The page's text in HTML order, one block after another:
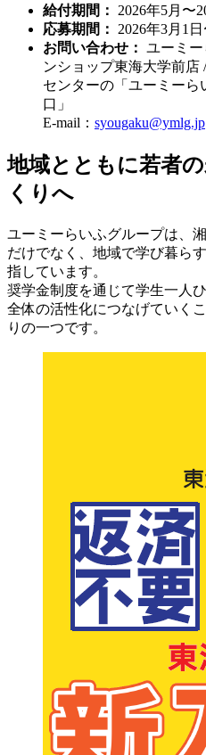
給付期間：
2026年5月〜
応募期間：
2026年3月1
お問い合わせ： ユーミ
ンショップ東海大学前店
センターの「ユーミーら
口」
E-mail： syougaku@ymlg.jp
地域とともに若者
くりへ
ユーミーらいふグループは、
だけでなく、地域で学び暮ら
指しています。
奨学金制度を通じて学生一人
全体の活性化につなげていく
りの一つです。